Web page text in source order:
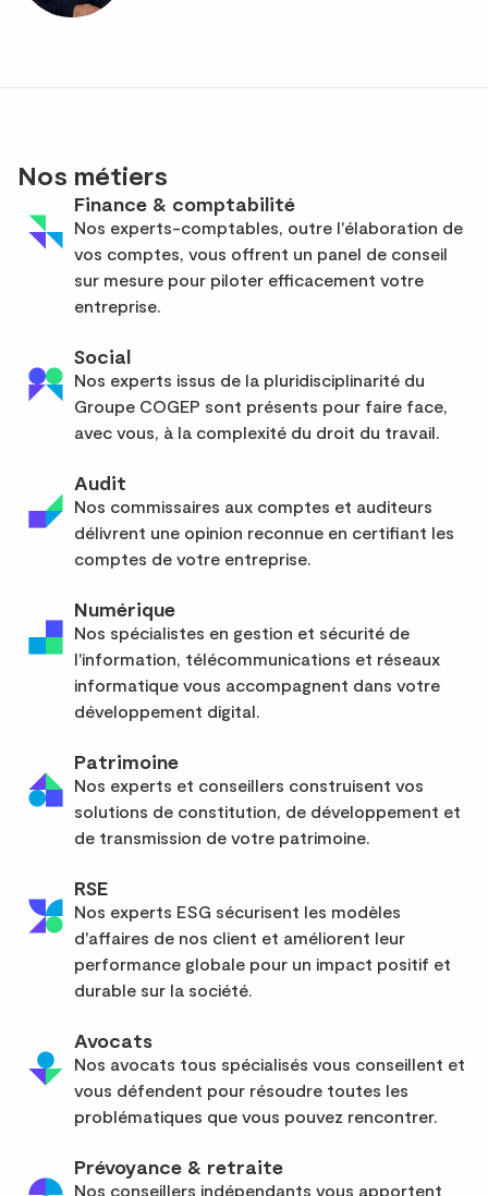
Nos métiers
Finance & comptabilité
Nos experts-comptables, outre l'élaboration de
vos comptes, vous offrent un panel de conseil
sur mesure pour piloter efficacement votre
entreprise.
Social
Nos experts issus de la pluridisciplinarité du
Groupe COGEP sont présents pour faire face,
avec vous, à la complexité du droit du travail.
Audit
Nos commissaires aux comptes et auditeurs
délivrent une opinion reconnue en certifiant les
comptes de votre entreprise.
Numérique
Nos spécialistes en gestion et sécurité de
l'information, télécommunications et réseaux
informatique vous accompagnent dans votre
développement digital.
Patrimoine
Nos experts et conseillers construisent vos
solutions de constitution, de développement et
de transmission de votre patrimoine.
RSE
Nos experts ESG sécurisent les modèles
d'affaires de nos client et améliorent leur
performance globale pour un impact positif et
durable sur la société.
Avocats
Nos avocats tous spécialisés vous conseillent et
vous défendent pour résoudre toutes les
problématiques que vous pouvez rencontrer.
Prévoyance & retraite
Nos conseillers indépendants vous apportent